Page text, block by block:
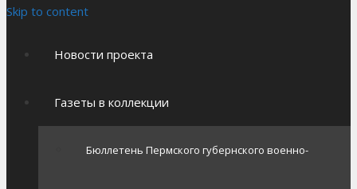
Skip to content
Новости проекта
Газеты в коллекции
Бюллетень Пермского губернского военно-